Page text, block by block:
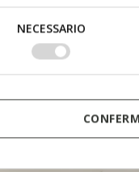
NECESSARIO